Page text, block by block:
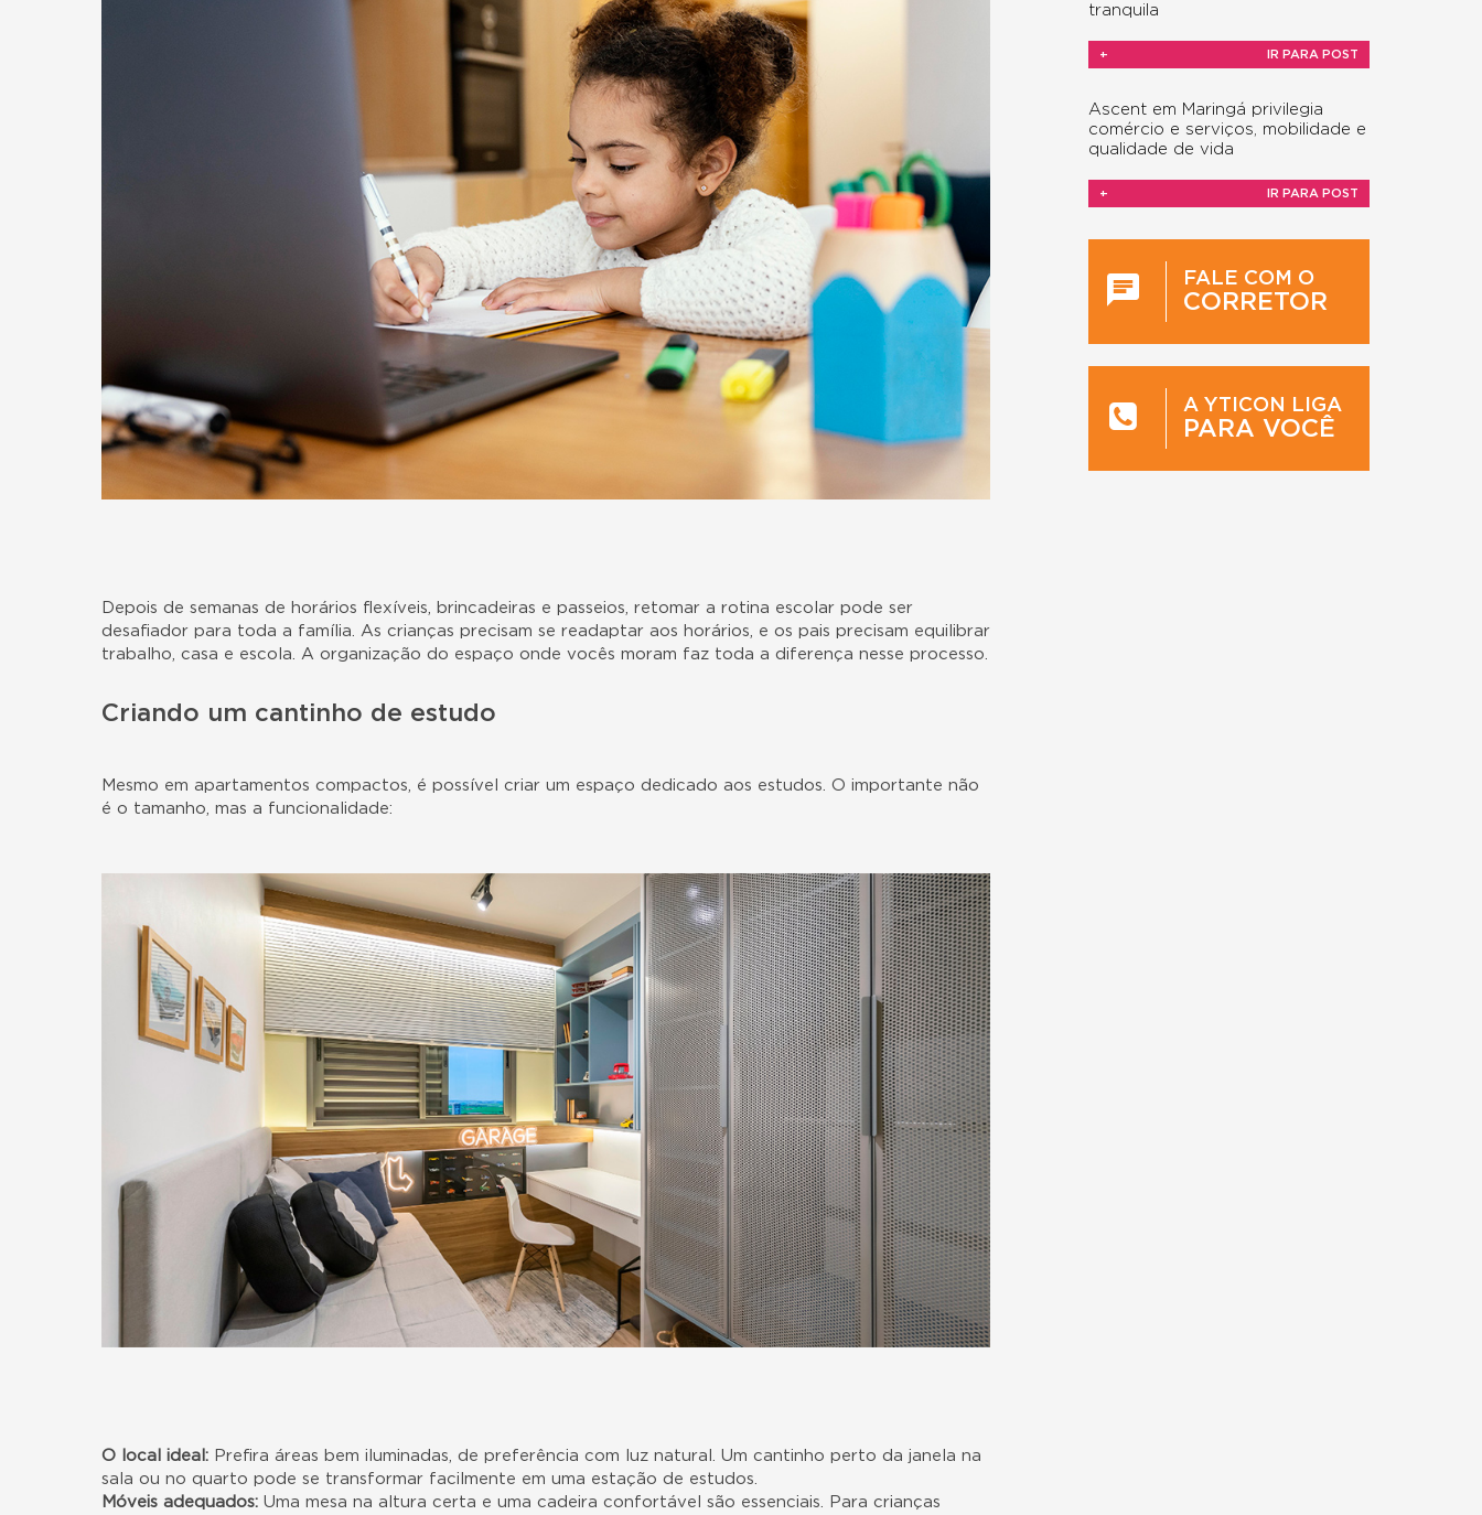
Depois de semanas de horários flexíveis, brincadeiras e passeios, retomar a rotina escolar pode ser
desafiador para toda a família. As crianças precisam se readaptar aos horários, e os pais precisam equilibrar
trabalho, casa e escola. A organização do espaço onde vocês moram faz toda a diferença nesse processo.
Criando um cantinho de estudo
Mesmo em apartamentos compactos, é possível criar um espaço dedicado aos estudos. O importante não
é o tamanho, mas a funcionalidade:
O local ideal: Prefira áreas bem iluminadas, de preferência com luz natural. Um cantinho perto da janela na
sala ou no quarto pode se transformar facilmente em uma estação de estudos.
Móveis adequados: Uma mesa na altura certa e uma cadeira confortável são essenciais. Para crianças
tranquila
+ IR PARA POST
Ascent em Maringá privilegia
comércio e serviços, mobilidade e
qualidade de vida
+ IR PARA POST
FALE COM O
CORRETOR
A YTICON LIGA
PARA VOCÊ